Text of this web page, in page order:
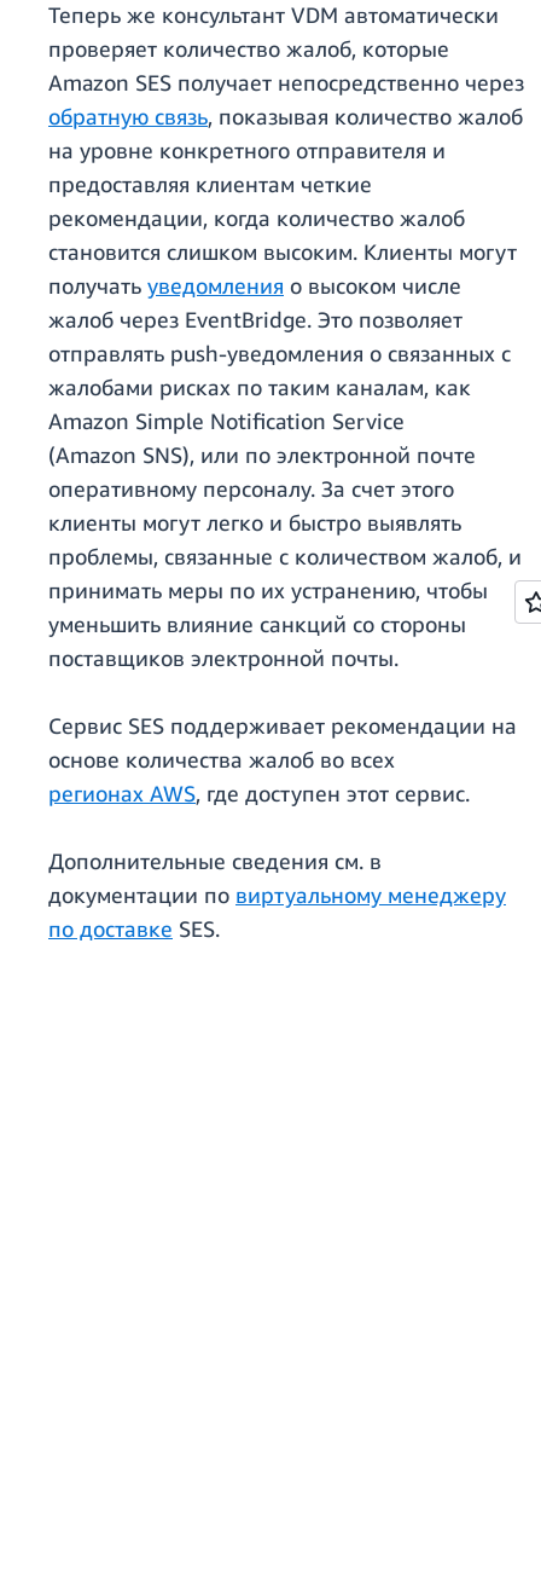
Теперь же консультант VDM автоматически
проверяет количество жалоб, которые
Amazon SES получает непосредственно через
обратную связь, показывая количество жалоб
на уровне конкретного отправителя и
предоставляя клиентам четкие
рекомендации, когда количество жалоб
становится слишком высоким. Клиенты могут
получать уведомления о высоком числе
жалоб через EventBridge. Это позволяет
отправлять push-уведомления о связанных с
жалобами рисках по таким каналам, как
Amazon Simple Notiﬁcation Service
(Amazon SNS), или по электронной почте
оперативному персоналу. За счет этого
клиенты могут легко и быстро выявлять
проблемы, связанные с количеством жалоб, и
принимать меры по их устранению, чтобы
уменьшить влияние санкций со стороны
поставщиков электронной почты.
Сервис SES поддерживает рекомендации на
основе количества жалоб во всех
регионах AWS, где доступен этот сервис.
Дополнительные сведения см. в
документации по виртуальному менеджеру
по доставке SES.